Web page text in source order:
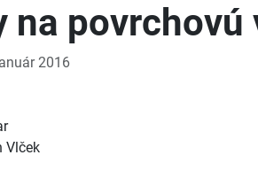
na povrchovú
2016
Vlček